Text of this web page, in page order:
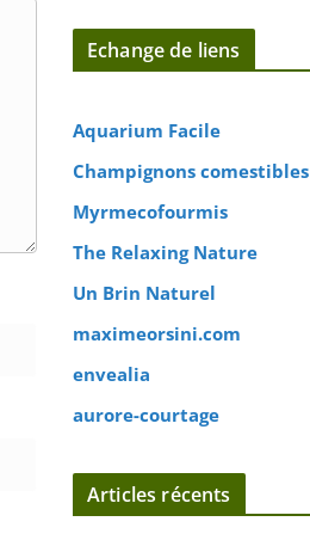
Echange de liens
Aquarium Facile
Champignons comestibles
Myrmecofourmis
The Relaxing Nature
Un Brin Naturel
maximeorsini.com
envealia
aurore-courtage
Articles récents